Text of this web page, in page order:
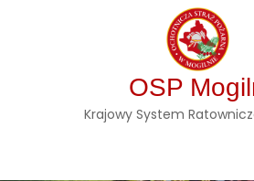
OSP
Krajowy System